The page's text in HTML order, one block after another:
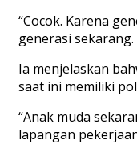
“Cocok. Karena
generasi
Ia menjelaskan
saat ini memiliki
“Anak muda
lapangan